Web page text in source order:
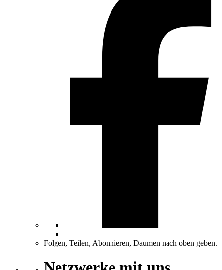
Folgen, Teilen, Abonnieren, Daumen nach oben geben.